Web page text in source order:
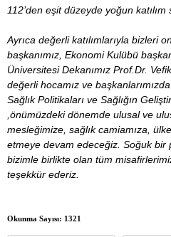
112’den eşit düzeyde yoğun katılım
Ayrıca değerli katılımlarıyla bizleri
başkanımız, Ekonomi Kulübü
Üniversitesi Dekanımız Prof.Dr.
değerli hocamız ve
Sağlık Politikaları ve Sağlığın
,önümüzdeki dönemde ulusal ve
mesleğimize, sağlık camiamıza,
etmeye devam edeceğiz. Soğuk bir
bizimle birlikte olan tüm
teşekkür ederiz.
Okunma Sayısı: 1321